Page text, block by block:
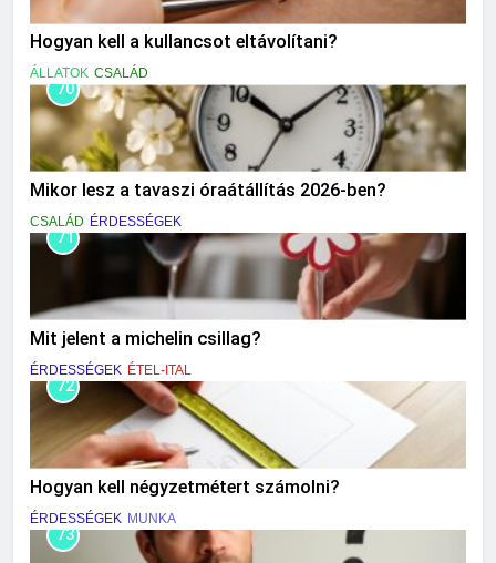
Hogyan kell a kullancsot eltávolítani?
ÁLLATOK CSALÁD
70
Mikor lesz a tavaszi óraátállítás 2026-ben?
CSALÁD ÉRDESSÉGEK
71
Mit jelent a michelin csillag?
ÉRDESSÉGEK ÉTEL-ITAL
72
Hogyan kell négyzetmétert számolni?
ÉRDESSÉGEK MUNKA
73